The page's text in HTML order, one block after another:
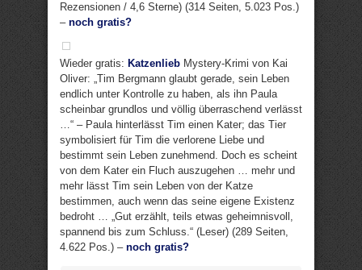
Rezensionen / 4,6 Sterne) (314 Seiten, 5.023 Pos.)
– noch gratis?
Wieder gratis: Katzenlieb Mystery-Krimi von Kai
Oliver: „Tim Bergmann glaubt gerade, sein Leben
endlich unter Kontrolle zu haben, als ihn Paula
scheinbar grundlos und völlig überraschend verlässt
…“ – Paula hinterlässt Tim einen Kater; das Tier
symbolisiert für Tim die verlorene Liebe und
bestimmt sein Leben zunehmend. Doch es scheint
von dem Kater ein Fluch auszugehen … mehr und
mehr lässt Tim sein Leben von der Katze
bestimmen, auch wenn das seine eigene Existenz
bedroht … „Gut erzählt, teils etwas geheimnisvoll,
spannend bis zum Schluss.“ (Leser) (289 Seiten,
4.622 Pos.) – noch gratis?